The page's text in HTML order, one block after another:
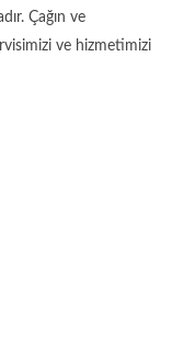
Çağın ve
ve hizmetimizi